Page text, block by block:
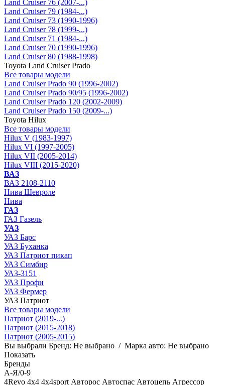
Land Cruiser 76 (2007-...)
Land Cruiser 79 (1984-...)
Land Cruiser 73 (1990-1996)
Land Cruiser 78 (1999-...)
Land Cruiser 71 (1984-...)
Land Cruiser 70 (1990-1996)
Land Cruiser 80 (1988-1998)
Toyota Land Cruiser Prado
Все товары модели
Land Cruiser Prado 90 (1996-2002)
Land Cruiser Prado 90/95 (1996-2002)
Land Cruiser Prado 120 (2002-2009)
Land Cruiser Prado 150 (2009-...)
Toyota Hilux
Все товары модели
Hilux V (1983-1997)
Hilux VI (1997-2005)
Hilux VII (2005-2014)
Hilux VIII (2015-2020)
ВАЗ
ВАЗ 2108-2110
Нива Шевроле
Нива
ГАЗ
ГАЗ Газель
УАЗ
УАЗ Барс
УАЗ Буханка
УАЗ Патриот пикап
УАЗ Симбир
УАЗ-3151
УАЗ Профи
УАЗ Фермер
УАЗ Патриот
Все товары модели
Патриот (2019-...)
Патриот (2015-2018)
Патриот (2005-2015)
Вы выбрали Бренд: Не выбрано / Марка авто: Не выбрано
Показать
Бренды
А-Я/0-9
4Revo 4x4 4x4sport Авторос Автоспас Автоцепь Агрессор